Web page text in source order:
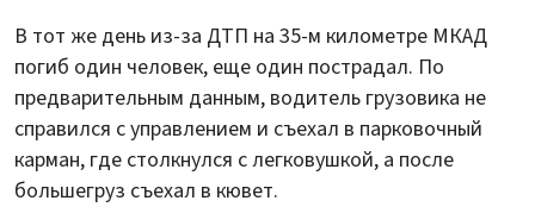
В тот же день из-за ДТП на 35-м километре МКАД
погиб один человек, еще один пострадал. По
предварительным данным, водитель грузовика не
справился с управлением и съехал в парковочный
карман, где столкнулся с легковушкой, а после
большегруз съехал в кювет.